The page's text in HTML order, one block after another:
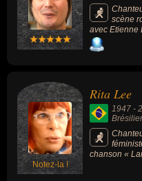
scène
avec Etienne
sorti 6
de carrière.
Notez-la !
Rita Lee
1947 -
chanson «
vendu plus
monde